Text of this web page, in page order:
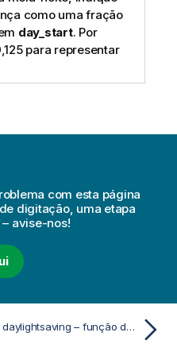
como uma fração
day_start. Por
para representar
com esta página
digitação, uma etapa
avise-nos!
daylightsaving – função de script e gráfico